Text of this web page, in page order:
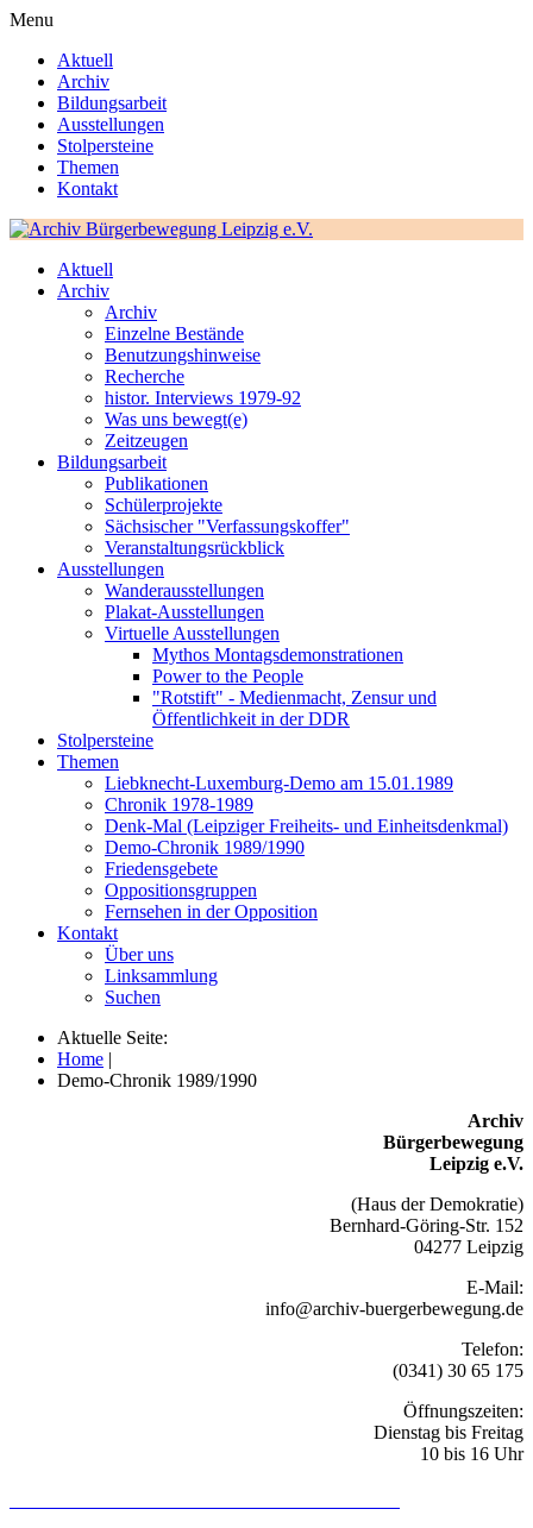
Menu
Aktuell
Archiv
Bildungsarbeit
Ausstellungen
Stolpersteine
Themen
Kontakt
Aktuell
Archiv
Archiv
Einzelne Bestände
Benutzungshinweise
Recherche
histor. Interviews 1979-92
Was uns bewegt(e)
Zeitzeugen
Bildungsarbeit
Publikationen
Schülerprojekte
Sächsischer "Verfassungskoffer"
Veranstaltungsrückblick
Ausstellungen
Wanderausstellungen
Plakat-Ausstellungen
Virtuelle Ausstellungen
Mythos Montagsdemonstrationen
Power to the People
"Rotstift" - Medienmacht, Zensur und
Öffentlichkeit in der DDR
Stolpersteine
Themen
Liebknecht-Luxemburg-Demo am 15.01.1989
Chronik 1978-1989
Denk-Mal (Leipziger Freiheits- und Einheitsdenkmal)
Demo-Chronik 1989/1990
Friedensgebete
Oppositionsgruppen
Fernsehen in der Opposition
Kontakt
Über uns
Linksammlung
Suchen
Aktuelle Seite:
Home |
Demo-Chronik 1989/1990
Archiv
Bürgerbewegung
Leipzig e.V.
(Haus der Demokratie)
Bernhard-Göring-Str. 152
04277 Leipzig
E-Mail:
info@archiv-buergerbewegung.de
Telefon:
(0341) 30 65 175
Öffnungszeiten:
Dienstag bis Freitag
10 bis 16 Uhr